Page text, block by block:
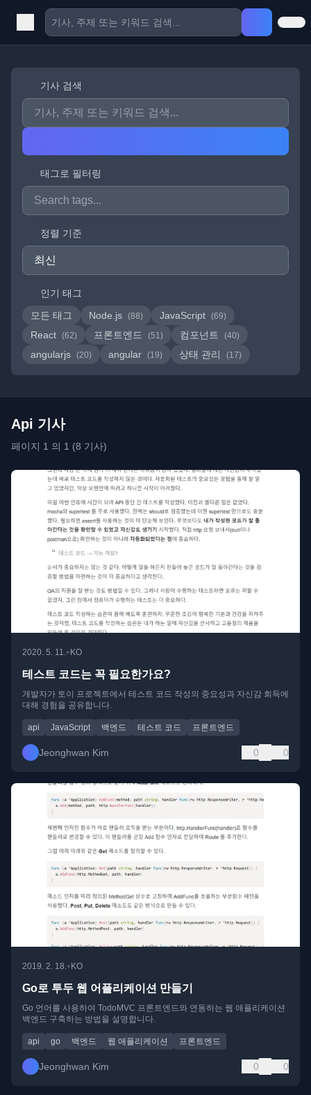
기사 검색
태그로 필터링
정렬 기준
인기 태그
모든 태그
Node.js (88) JavaScript (69)
React (62) 프론트엔드 (51) 컴포넌트 (40)
angularjs (20) angular (19) 상태 관리 (17)
Api 기사
페이지 1 의 1 (8 기사)
2020. 5. 11.• KO
테스트 코드는 꼭 필요한가요?
개발자가 토이 프로젝트에서 테스트 코드 작성의 중요성과 자신감 회득에
대해 경험을 공유합니다.
api JavaScript 백엔드 테스트 코드 프론트엔드
Jeonghwan Kim 0 0
2019. 2. 18. •KO
Go로 투두 웹 어플리케이션 만들기
Go 언어를 사용하여 TodoMVC 프론트엔드와 연동하는 웹 애플리케이션
백엔드 구축하는 방법을 설명합니다.
api go 백엔드 웹 애플리케이션 프론트엔드
Jeonghwan Kim 0 0